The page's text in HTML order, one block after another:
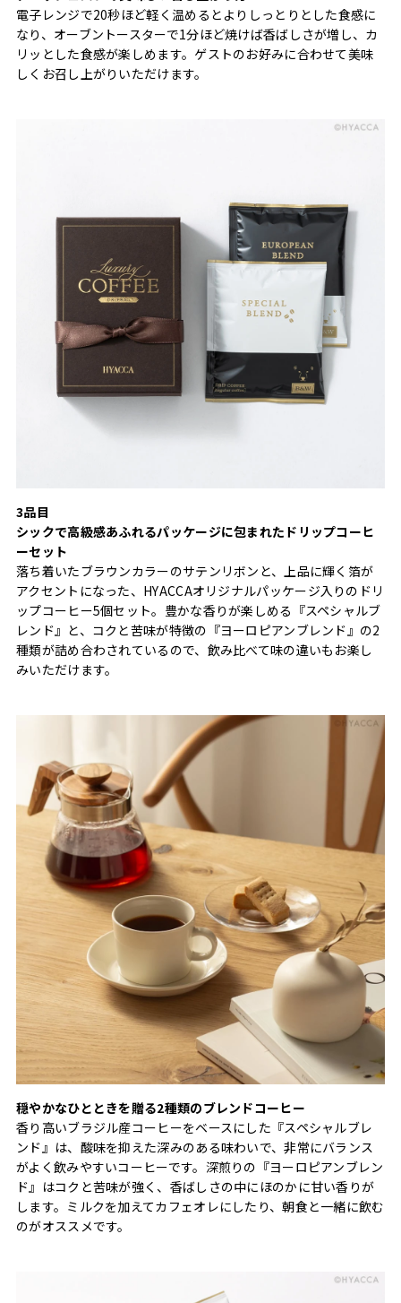
電子レンジで20秒ほど軽く温めるとよりしっとりとした食感に
なり、オーブントースターで1分ほど焼けば香ばしさが増し、カ
リッとした食感が楽しめます。ゲストのお好みに合わせて美味
しくお召し上がりいただけます。
3品目
シックで高級感あふれるパッケージに包まれたドリップコーヒ
ーセット
落ち着いたブラウンカラーのサテンリボンと、上品に輝く箔が
アクセントになった、HYACCAオリジナルパッケージ入りのドリ
ップコーヒー5個セット。豊かな香りが楽しめる『スペシャルブ
レンド』と、コクと苦味が特徴の『ヨーロピアンブレンド』の2
種類が詰め合わされているので、飲み比べて味の違いもお楽し
みいただけます。
穏やかなひとときを贈る2種類のブレンドコーヒー
香り高いブラジル産コーヒーをベースにした『スペシャルブレ
ンド』は、酸味を抑えた深みのある味わいで、非常にバランス
がよく飲みやすいコーヒーです。深煎りの『ヨーロピアンブレン
ド』はコクと苦味が強く、香ばしさの中にほのかに甘い香りが
します。ミルクを加えてカフェオレにしたり、朝食と一緒に飲む
のがオススメです。